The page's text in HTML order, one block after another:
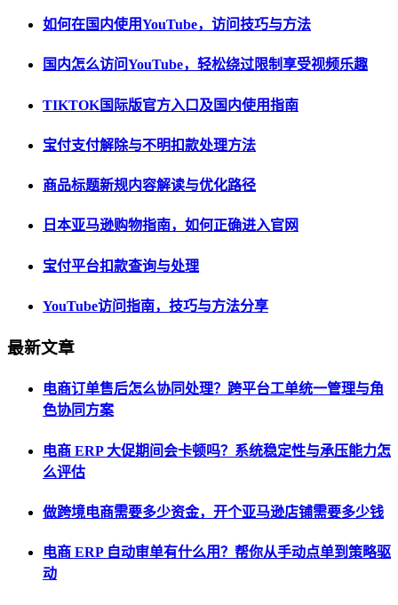
如何在国内使用YouTube，访问技巧与方法
国内怎么访问YouTube，轻松绕过限制享受视频乐趣
TIKTOK国际版官方入口及国内使用指南
宝付支付解除与不明扣款处理方法
商品标题新规内容解读与优化路径
日本亚马逊购物指南，如何正确进入官网
宝付平台扣款查询与处理
YouTube访问指南，技巧与方法分享
最新文章
电商订单售后怎么协同处理？跨平台工单统一管理与角
色协同方案
电商 ERP 大促期间会卡顿吗？系统稳定性与承压能力怎
么评估
做跨境电商需要多少资金，开个亚马逊店铺需要多少钱
电商 ERP 自动审单有什么用？帮你从手动点单到策略驱
动